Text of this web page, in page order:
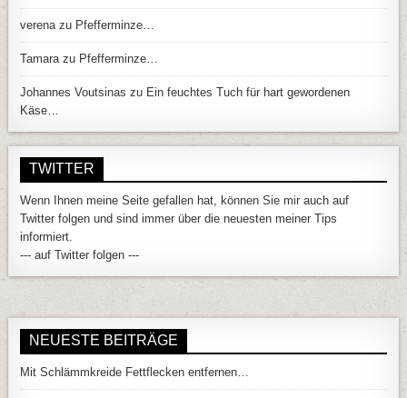
verenazu Pfefferminze…
Tamarazu Pfefferminze…
Johannes Voutsinas zu Ein feuchtes Tuch für hart gewordenen
Käse…
TWITTER
Wenn Ihnen meine Seite gefallen hat, können Sie mir auch auf
Twitter folgen und sind immer über die neuesten meiner Tips
informiert.
--- auf Twitter folgen ---
NEUESTE BEITRÄGE
Mit Schlämmkreide Fettflecken entfernen…